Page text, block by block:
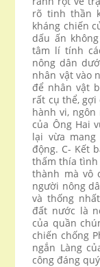
rõ tinh thần
kháng chiến
dấu ấn
tâm lí tính
nông dân
nhân vật vào
để nhân vật
rất cụ thể, gợi
hành vi,
của Ông Hai
lại vừa
động. C- Kết
thấm thía tình
thành mà vô
người nông
và thống
đất nước là
của quần
chiến chống
ngắn Làng
công đáng